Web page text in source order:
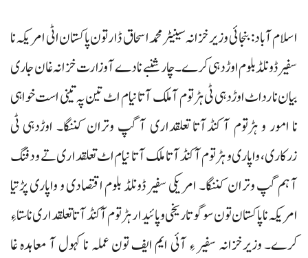
اسلام آباد: بنجائی وزیرخزانہ سینیٹر محمد اسحاق ڈار تون پاکستان اٹی امریکہ نا
سفیر ڈونلڈ بلوم اوڑدہی کرے۔ چارشنبے نادے آ وزارت خزانہ غان جاری
بیان نا رداٹ اوڑدہی ٹی ہڑتوم آ ملک آتا نیام اٹ تین پہ تینی است خواہی
نا امور و ہڑتوم آ کنڈآتا تعلقداری آ گپ وتران کننگا۔ اوڑدہی ٹی
زرکاری، واپاری و ہڑتوم آ کنڈآتا ملک آتا نیام اٹ تعلقداری تے ودفنگ
آ ہم گپ وتران کننگا۔ امریکی سفیر ڈونلڈ بلوم اقتصادی و واپاری پڑتیا
امریکہ نا پاکستان تون سوگو تاریخی و پائیدار ہڑتوم آ کنڈآتا تعلقداری نا ستاءِ
کرے۔ وزیرخزانہ سفیر ءِ آئی ایم ایف تون عملہ نا کہول آ معاہدہ غا